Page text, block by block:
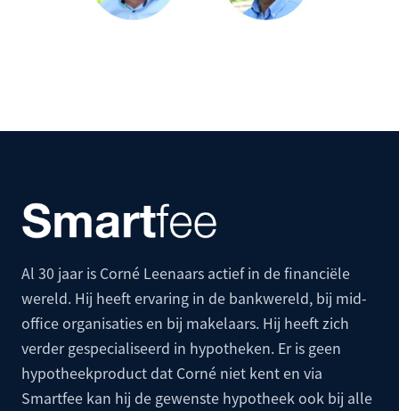
Al 30 jaar is Corné Leenaars actief in de financiële
wereld. Hij heeft ervaring in de bankwereld, bij mid-
office organisaties en bij makelaars. Hij heeft zich
verder gespecialiseerd in hypotheken. Er is geen
hypotheekproduct dat Corné niet kent en via
Smartfee kan hij de gewenste hypotheek ook bij alle